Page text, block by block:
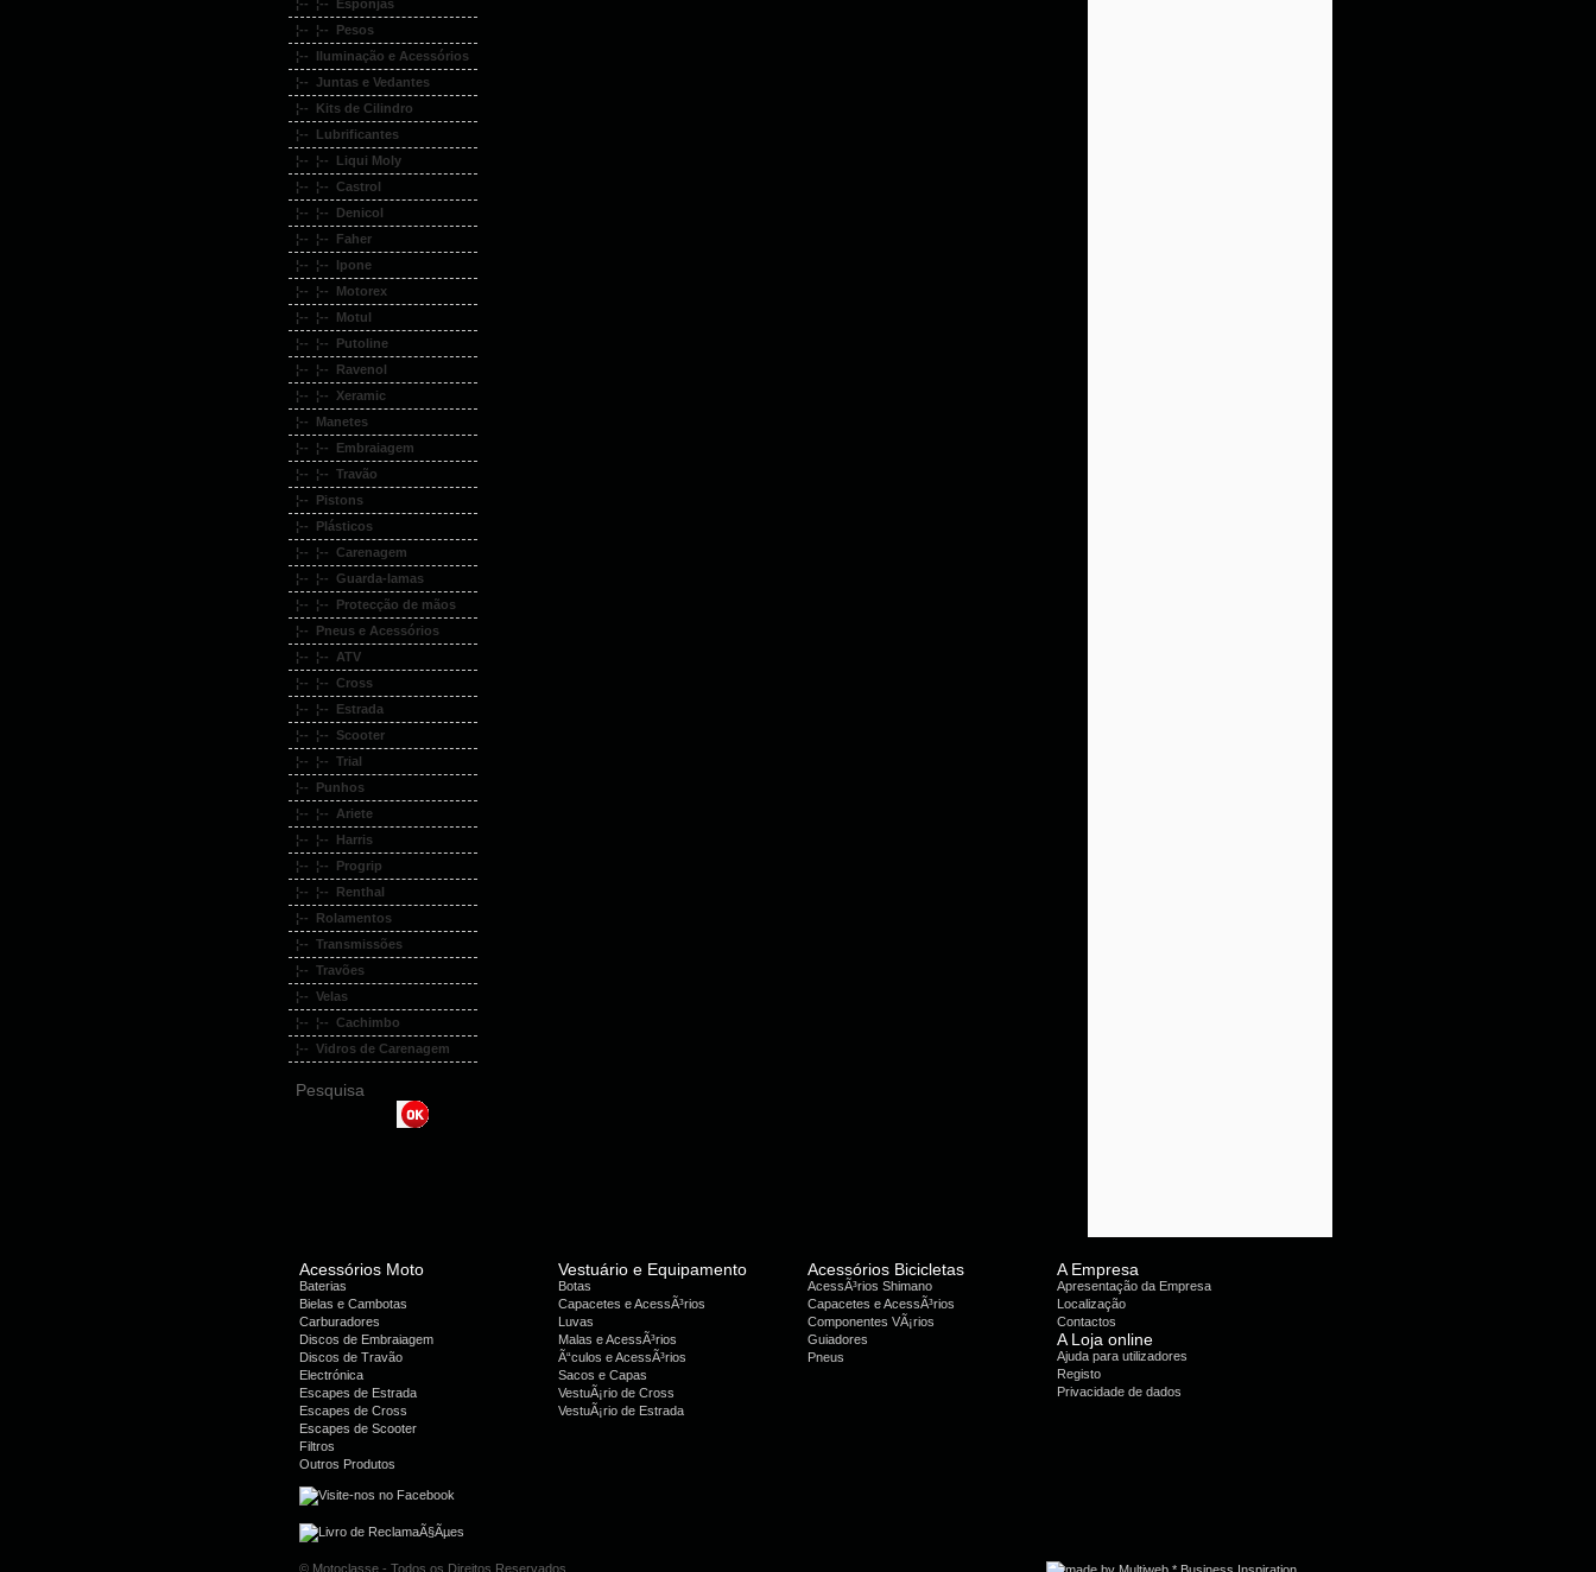
¦-- ¦-- Esponjas
¦-- ¦-- Pesos
¦-- Iluminação e Acessórios
¦-- Juntas e Vedantes
¦-- Kits de Cilindro
¦-- Lubrificantes
¦-- ¦-- Liqui Moly
¦-- ¦-- Castrol
¦-- ¦-- Denicol
¦-- ¦-- Faher
¦-- ¦-- Ipone
¦-- ¦-- Motorex
¦-- ¦-- Motul
¦-- ¦-- Putoline
¦-- ¦-- Ravenol
¦-- ¦-- Xeramic
¦-- Manetes
¦-- ¦-- Embraiagem
¦-- ¦-- Travão
¦-- Pistons
¦-- Plásticos
¦-- ¦-- Carenagem
¦-- ¦-- Guarda-lamas
¦-- ¦-- Protecção de mãos
¦-- Pneus e Acessórios
¦-- ¦-- ATV
¦-- ¦-- Cross
¦-- ¦-- Estrada
¦-- ¦-- Scooter
¦-- ¦-- Trial
¦-- Punhos
¦-- ¦-- Ariete
¦-- ¦-- Harris
¦-- ¦-- Progrip
¦-- ¦-- Renthal
¦-- Rolamentos
¦-- Transmissões
¦-- Travões
¦-- Velas
¦-- ¦-- Cachimbo
¦-- Vidros de Carenagem
Pesquisa
Acessórios Moto
Baterias
Bielas e Cambotas
Carburadores
Discos de Embraiagem
Discos de Travão
Electrónica
Escapes de Estrada
Escapes de Cross
Escapes de Scooter
Filtros
Outros Produtos
Vestuário e Equipamento
Botas
Capacetes e AcessÃ³rios
Luvas
Malas e AcessÃ³rios
Ã“culos e AcessÃ³rios
Sacos e Capas
VestuÃ¡rio de Cross
VestuÃ¡rio de Estrada
Acessórios Bicicletas
AcessÃ³rios Shimano
Capacetes e AcessÃ³rios
Componentes VÃ¡rios
Guiadores
Pneus
A Empresa
Apresentação da Empresa
Localização
Contactos
A Loja online
Ajuda para utilizadores
Registo
Privacidade de dados
© Motoclasse - Todos os Direitos Reservados.